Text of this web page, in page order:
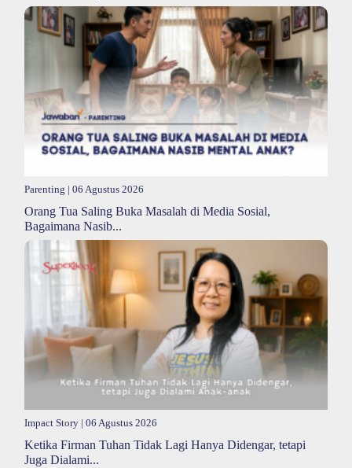
Parenting | 06 Agustus 2026
Orang Tua Saling Buka Masalah di Media Sosial,
Bagaimana Nasib...
Impact Story | 06 Agustus 2026
Ketika Firman Tuhan Tidak Lagi Hanya Didengar, tetapi
Juga Dialami...